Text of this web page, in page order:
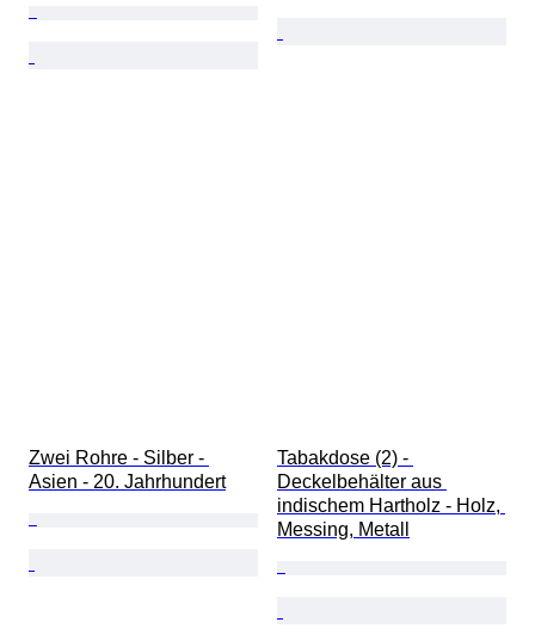
Zwei Rohre - Silber -
Asien - 20. Jahrhundert
Tabakdose (2) -
Deckelbehälter aus
indischem Hartholz - Holz,
Messing, Metall